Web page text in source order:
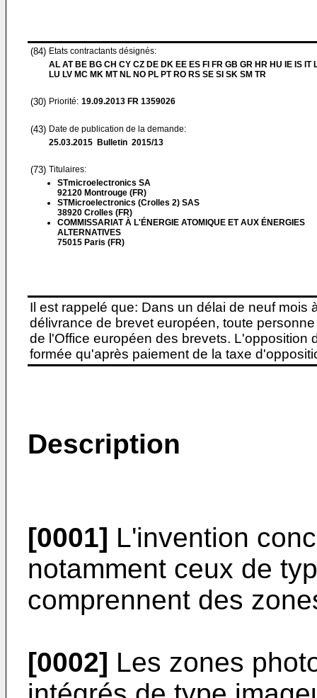
(84) Etats contractants désignés:
AL AT BE BG CH CY CZ DE DK EE ES FI FR GB GR HR HU IE IS IT
LU LV MC MK MT NL NO PL PT RO RS SE SI SK SM TR
(30) Priorité: 19.09.2013 FR 1359026
(43) Date de publication de la demande:
25.03.2015 Bulletin 2015/13
(73) Titulaires:
STmicroelectronics SA
92120 Montrouge (FR)
STMicroelectronics (Crolles 2) SAS
38920 Crolles (FR)
COMMISSARIAT À L'ÉNERGIE ATOMIQUE ET AUX ÉNERGIES
ALTERNATIVES
75015 Paris (FR)
Il est rappelé que: Dans un délai de neuf
délivrance de brevet européen, toute
de l'Office européen des brevets. L'opposition
formée qu'après paiement de la taxe
Description
[0001] L'invention
notamment ceux de
comprennent des
[0002] Les zones